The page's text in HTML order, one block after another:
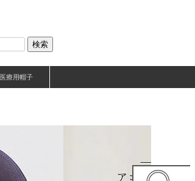
検索
医療用帽子